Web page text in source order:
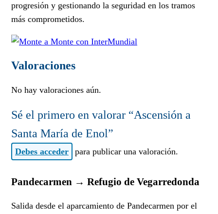
progresión y gestionando la seguridad en los tramos
más comprometidos.
Valoraciones
No hay valoraciones aún.
Sé el primero en valorar “Ascensión a
Santa María de Enol”
Debes acceder para publicar una valoración.
Pandecarmen → Refugio de Vegarredonda
Salida desde el aparcamiento de Pandecarmen por el